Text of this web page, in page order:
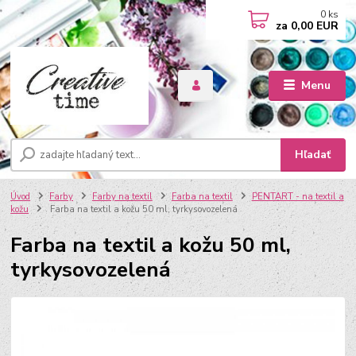
Menu
Hľadať
0 ks
za 0,00 EUR
Úvod Farby Farby na textil Farba na textil
PENTART - na textil a
kožu
Farba na textil a kožu 50 ml, tyrkysovozelená
Farba na textil a kožu 50 ml,
tyrkysovozelená